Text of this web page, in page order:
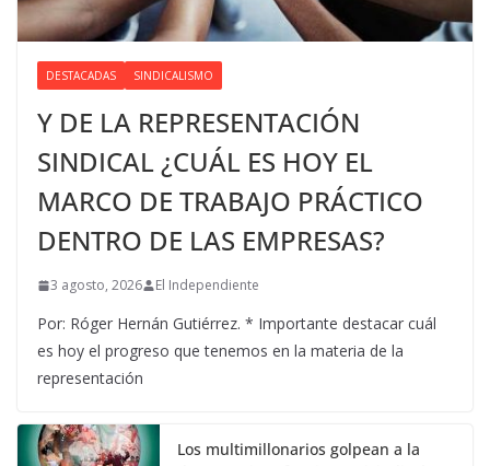
DESTACADAS SINDICALISMO
Y DE LA REPRESENTACIÓN
SINDICAL ¿CUÁL ES HOY EL
MARCO DE TRABAJO PRÁCTICO
DENTRO DE LAS EMPRESAS?
3 agosto, 2026 El Independiente
Por: Róger Hernán Gutiérrez. * Importante destacar cuál
es hoy el progreso que tenemos en la materia de la
representación
Los multimillonarios golpean a la